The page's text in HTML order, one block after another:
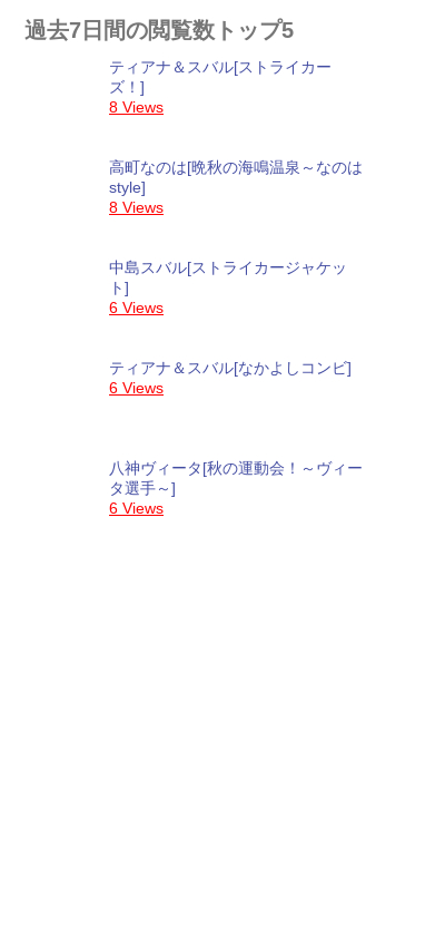
過去7日間の閲覧数トップ5
ティアナ＆スバル[ストライカー
ズ！]
8 Views
高町なのは[晩秋の海鳴温泉～なのは
style]
8 Views
中島スバル[ストライカージャケッ
ト]
6 Views
ティアナ＆スバル[なかよしコンビ]
6 Views
八神ヴィータ[秋の運動会！～ヴィー
タ選手～]
6 Views